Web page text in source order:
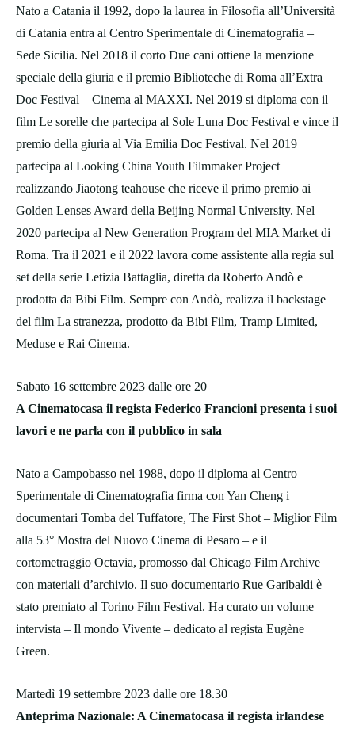
Nato a Catania il 1992, dopo la laurea in Filosofia all’Università
di Catania entra al Centro Sperimentale di Cinematografia –
Sede Sicilia. Nel 2018 il corto Due cani ottiene la menzione
speciale della giuria e il premio Biblioteche di Roma all’Extra
Doc Festival – Cinema al MAXXI. Nel 2019 si diploma con il
film Le sorelle che partecipa al Sole Luna Doc Festival e vince il
premio della giuria al Via Emilia Doc Festival. Nel 2019
partecipa al Looking China Youth Filmmaker Project
realizzando Jiaotong teahouse che riceve il primo premio ai
Golden Lenses Award della Beijing Normal University. Nel
2020 partecipa al New Generation Program del MIA Market di
Roma. Tra il 2021 e il 2022 lavora come assistente alla regia sul
set della serie Letizia Battaglia, diretta da Roberto Andò e
prodotta da Bibi Film. Sempre con Andò, realizza il backstage
del film La stranezza, prodotto da Bibi Film, Tramp Limited,
Meduse e Rai Cinema.
Sabato 16 settembre 2023 dalle ore 20
A Cinematocasa il regista Federico Francioni presenta i suoi
lavori e ne parla con il pubblico in sala
Nato a Campobasso nel 1988, dopo il diploma al Centro
Sperimentale di Cinematografia firma con Yan Cheng i
documentari Tomba del Tuffatore, The First Shot – Miglior Film
alla 53° Mostra del Nuovo Cinema di Pesaro – e il
cortometraggio Octavia, promosso dal Chicago Film Archive
con materiali d’archivio. Il suo documentario Rue Garibaldi è
stato premiato al Torino Film Festival. Ha curato un volume
intervista – Il mondo Vivente – dedicato al regista Eugène
Green.
Martedì 19 settembre 2023 dalle ore 18.30
Anteprima Nazionale: A Cinematocasa il regista irlandese